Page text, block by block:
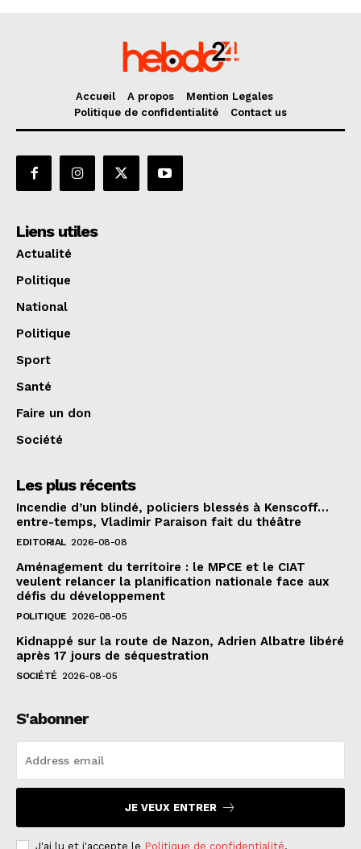
Accueil A propos
Mention Legales
Politique de confidentialité
Contact us
Liens utiles
Actualité
Politique
National
Politique
Sport
Santé
Faire un don
Société
Les plus récents
Incendie d’un blindé, policiers blessés à Kenscoff…
entre-temps, Vladimir Paraison fait du théâtre
EDITORIAL 2026-08-08
Aménagement du territoire : le MPCE et le CIAT
veulent relancer la planification nationale face aux
défis du développement
POLITIQUE 2026-08-05
Kidnappé sur la route de Nazon, Adrien Albatre libéré
après 17 jours de séquestration
SOCIÉTÉ 2026-08-05
S'abonner
JE VEUX ENTRER
J'ai lu et j'accepte le Politique de confidentialité.